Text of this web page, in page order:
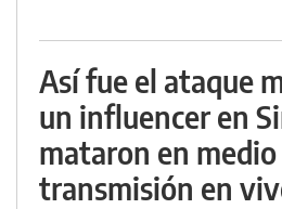
Así fue el ataque
un influencer en
mataron en medio
transmisión en